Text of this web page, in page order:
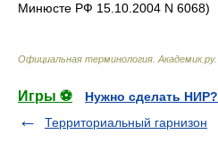
Минюсте РФ 15.10.2004 N 6068)
Официальная терминология Академик.ру.
Игры ⚽
Нужно сделать НИР?
Территориальный гарнизон